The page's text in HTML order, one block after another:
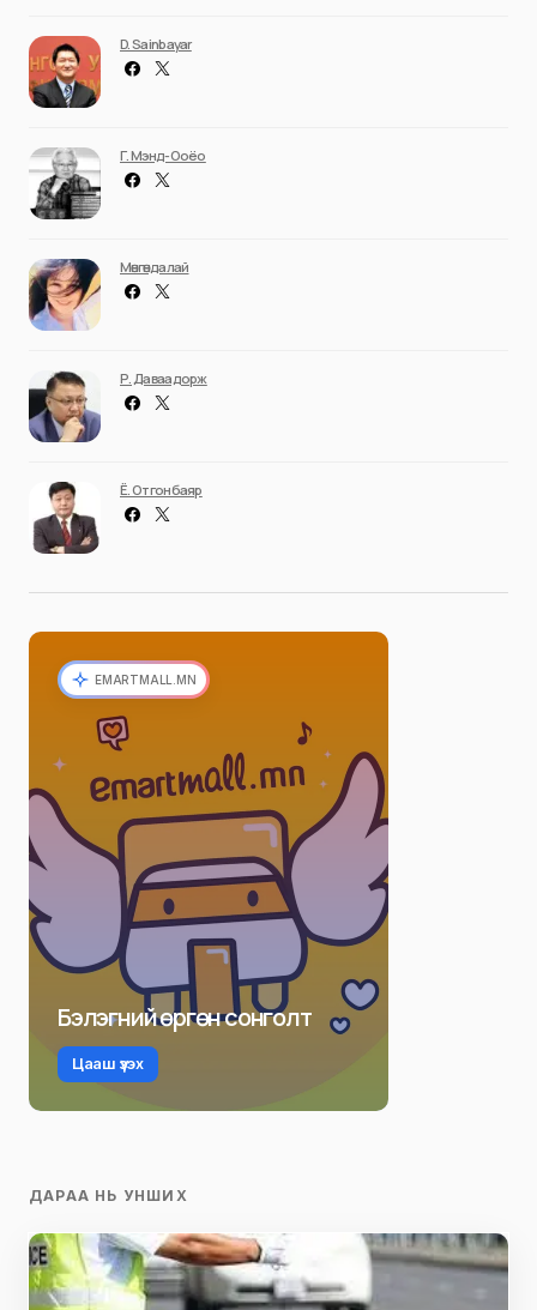
D. Sainbayar
Г. Мэнд-Ооёо
Мөнгөндалай
Р. Даваадорж
Ё. Отгонбаяр
EMARTMALL.MN
Бэлэгний өргөн сонголт
Цааш үзэх
ДАРАА НЬ УНШИХ